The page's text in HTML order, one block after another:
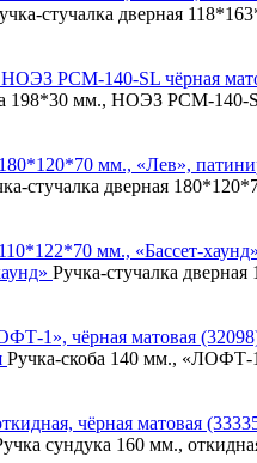
стучалка дверная
198*30 мм., НОЭЗ РСМ-140-
стучалка дверная
Ручка-стучалка
Ручка-скоба 140 мм., «ЛОФТ-
сундука 160 мм.,